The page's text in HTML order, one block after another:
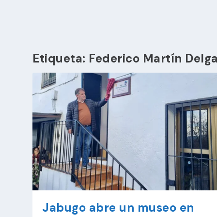
Etiqueta: Federico Martín
Jabugo abre un museo en